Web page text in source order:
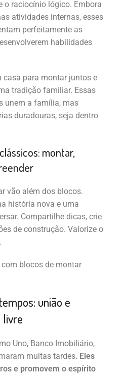
o raciocínio lógico. Embora
atividades internas, esses
perfeitamente as
habilidades
casa para montar juntos e
tradição familiar. Essas
unem a família, mas
duradouras, seja dentro
montar,
vão além dos blocos.
história nova e uma
Compartilhe dicas, crie
de construção. Valorize o
união e
livre
Uno, Banco Imobiliário,
muitas tardes. Eles
e promovem o espírito